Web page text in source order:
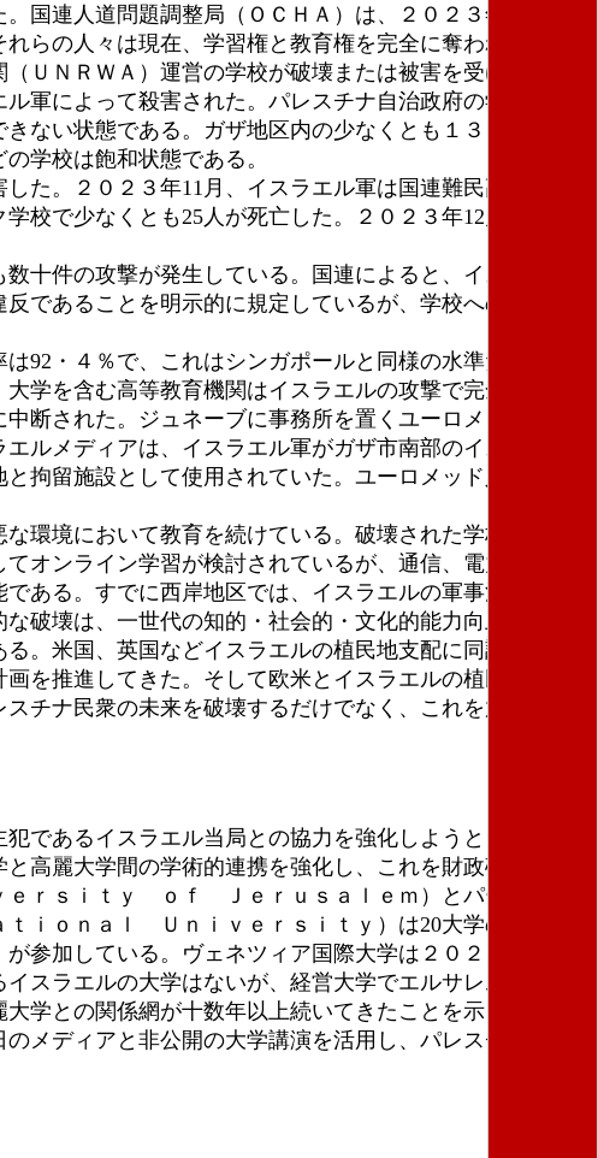
連人道問題調整局（ＯＣＨＡ）は、２０２３年10月27
らの人々は現在、学習権と教育権を完全に奪われてい
ＵＮＲＷＡ）運営の学校が破壊または被害を受けた。国
軍によって殺害された。パレスチナ自治政府の学校の
ない状態である。ガザ地区内の少なくとも１３３の学校
学校は飽和状態である。
た。２０２３年11月、イスラエル軍は国連難民高等弁務
校で少なくとも25人が死亡した。２０２３年12月には、
十件の攻撃が発生している。国連によると、イスラエル
であることを明示的に規定しているが、学校への攻撃は
92・４％で、これはシンガポールと同様の水準だ。パレ
学を含む高等教育機関はイスラエルの攻撃で完全に麻痺
断された。ジュネーブに事務所を置くユーロメッド人権
ルメディアは、イスラエル軍がガザ市南部のイスラ大学
拘留施設として使用されていた。ユーロメッド人権モニ
環境において教育を続けている。破壊された学校と教員
オンライン学習が検討されているが、通信、電力などの
ある。すでに西岸地区では、イスラエルの軍事活動と入
破壊は、一世代の知的・社会的・文化的能力向上と再生
。米国、英国などイスラエルの植民地支配に同調してい
を推進してきた。そして欧米とイスラエルの植民地主義
チナ民衆の未来を破壊するだけでなく、これを放置する
であるイスラエル当局との協力を強化しようとしてい
高麗大学間の学術的連携を強化し、これを財政確保の手
ｒｓｉｔｙ ｏｆ Ｊｅｒｕｓａｌｅｍ）とパートナー
ｉｏｎａｌ Ｕｎｉｖｅｒｓｉｔｙ）は20大学のコンソ
加している。ヴェネツィア国際大学は２０２４年夏の
スラエルの大学はないが、経営大学でエルサレム・ヘブ
学との関係網が十数年以上続いてきたことを示してい
メディアと非公開の大学講演を活用し、パレスチナ人虐